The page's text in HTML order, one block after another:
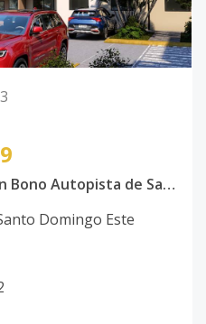
Proyecto residencial Con Bono Autopista de San Isidro
Domingo Este